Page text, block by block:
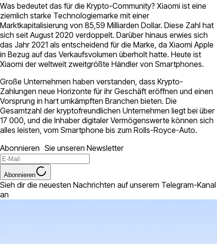
Was bedeutet das für die Krypto-Community? Xiaomi ist eine
ziemlich starke Technologiemarke mit einer
Marktkapitalisierung von 85,59 Milliarden Dollar. Diese Zahl hat
sich seit August 2020 verdoppelt. Darüber hinaus erwies sich
das Jahr 2021 als entscheidend für die Marke, da Xiaomi Apple
in Bezug auf das Verkaufsvolumen überholt hatte. Heute ist
Xiaomi der weltweit zweitgrößte Händler von Smartphones.
Große Unternehmen haben verstanden, dass Krypto-
Zahlungen neue Horizonte für ihr Geschäft eröffnen und einen
Vorsprung in hart umkämpften Branchen bieten. Die
Gesamtzahl der kryptofreundlichen Unternehmen liegt bei über
17 000, und die Inhaber digitaler Vermögenswerte können sich
alles leisten, vom Smartphone bis zum Rolls-Royce-Auto.
Abonnieren Sie unseren Newsletter
Abonnieren
Sieh dir die neuesten Nachrichten auf unserem Telegram-Kanal
an